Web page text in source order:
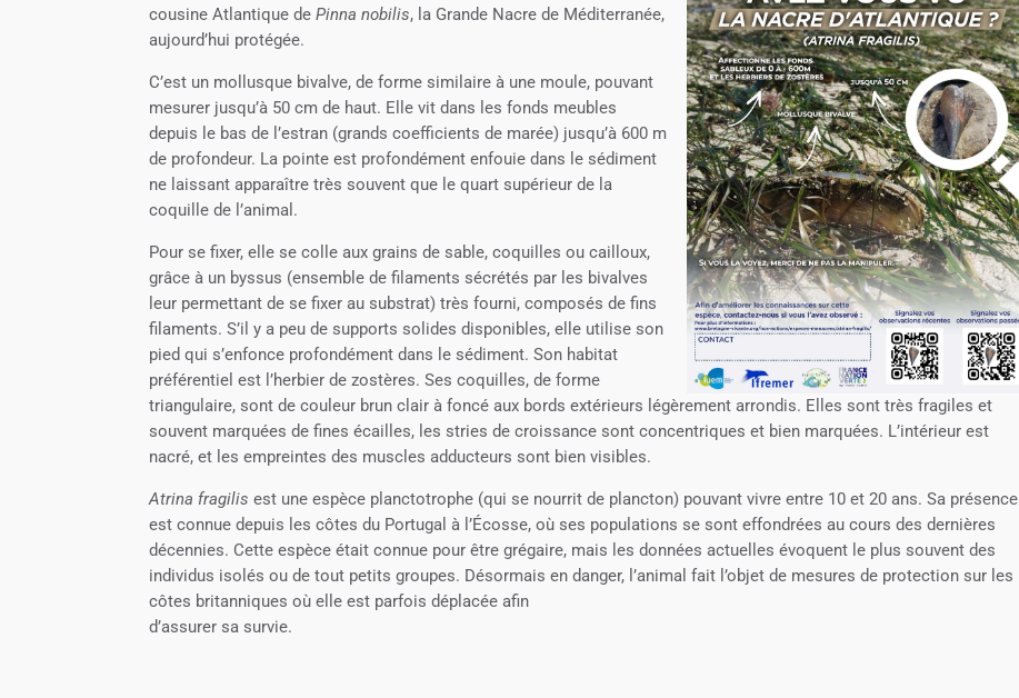
cousine Atlantique dePinna nobilis, la Grande Nacre de Méditerranée,
aujourd’hui protégée.
C’est un mollusque bivalve, de forme similaire à une moule, pouvant
mesurer jusqu’à 50 cm de haut. Elle vit dans les fonds meubles
depuis le bas de l’estran (grands coefficients de marée) jusqu’à 600 m
de profondeur. La pointe est profondément enfouie dans le sédiment
ne laissant apparaître très souvent que le quart supérieur de la
coquille de l’animal.
Pour se fixer, elle se colle aux grains de sable, coquilles ou cailloux,
grâce à un byssus (ensemble de filaments sécrétés par les bivalves
leur permettant de se fixer au substrat) très fourni, composés de fins
filaments. S’il y a peu de supports solides disponibles, elle utilise son
pied qui s’enfonce profondément dans le sédiment. Son habitat
préférentiel est l’herbier de zostères. Ses coquilles, de forme
triangulaire, sont de couleur brun clair à foncé aux bords extérieurs légèrement arrondis. Elles sont très fragiles et
souvent marquées de fines écailles, les stries de croissance sont concentriques et bien marquées. L’intérieur est
nacré, et les empreintes des muscles adducteurs sont bien visibles.
Atrina fragilis est une espèce planctotrophe (qui se nourrit de plancton) pouvant vivre entre 10 et 20 ans. Sa présence
est connue depuis les côtes du Portugal à l’Écosse, où ses populations se sont effondrées au cours des dernières
décennies. Cette espèce était connue pour être grégaire, mais les données actuelles évoquent le plus souvent des
individus isolés ou de tout petits groupes. Désormais en danger, l’animal fait l’objet de mesures de protection sur les
côtes britanniques où elle est parfois déplacée afin
d’assurer sa survie.